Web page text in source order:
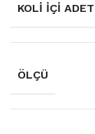
KOLI İÇI ADET
ÖLÇÜ